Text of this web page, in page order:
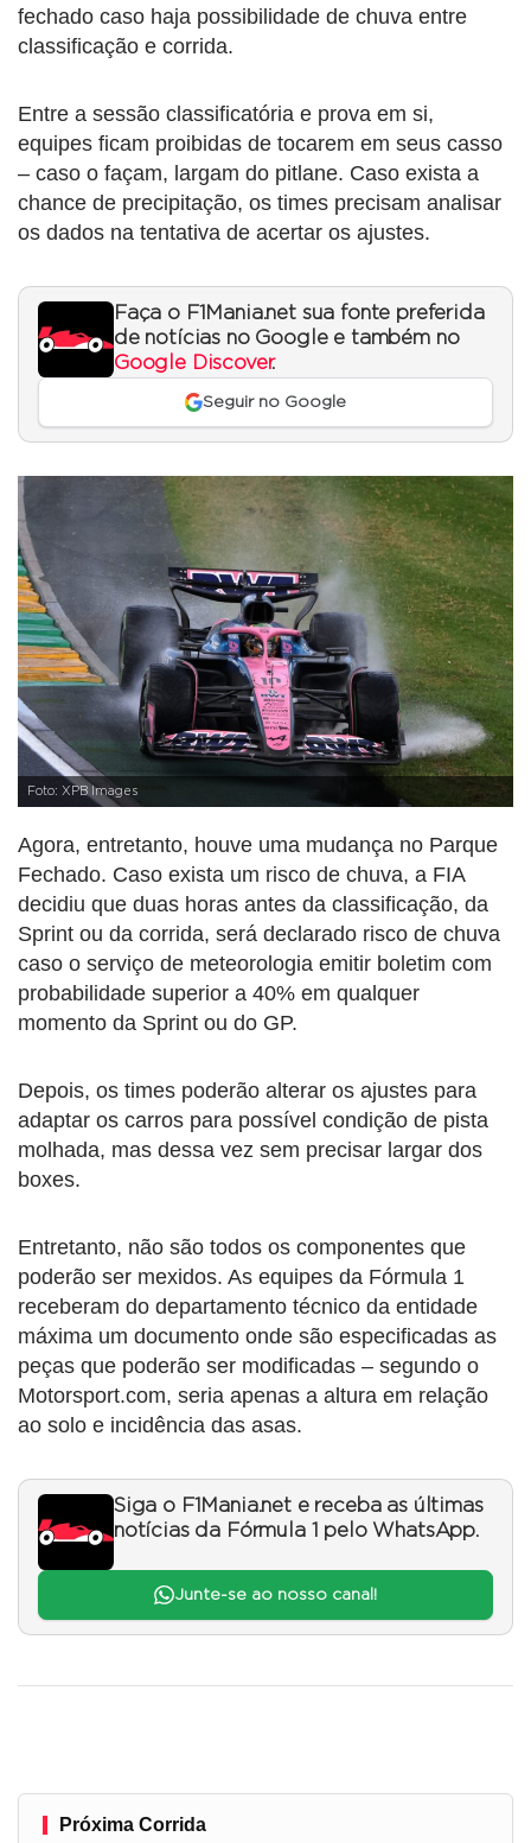
fechado caso haja possibilidade de chuva entre
classificação e corrida.
Entre a sessão classificatória e prova em si,
equipes ficam proibidas de tocarem em seus casso
– caso o façam, largam do pitlane. Caso exista a
chance de precipitação, os times precisam analisar
os dados na tentativa de acertar os ajustes.
Faça o F1Mania.net sua fonte preferida
de notícias no Google e também no
Google Discover.
Seguir no Google
Foto: XPB Images
Agora, entretanto, houve uma mudança no Parque
Fechado. Caso exista um risco de chuva, a FIA
decidiu que duas horas antes da classificação, da
Sprint ou da corrida, será declarado risco de chuva
caso o serviço de meteorologia emitir boletim com
probabilidade superior a 40% em qualquer
momento da Sprint ou do GP.
Depois, os times poderão alterar os ajustes para
adaptar os carros para possível condição de pista
molhada, mas dessa vez sem precisar largar dos
boxes.
Entretanto, não são todos os componentes que
poderão ser mexidos. As equipes da Fórmula 1
receberam do departamento técnico da entidade
máxima um documento onde são especificadas as
peças que poderão ser modificadas – segundo o
Motorsport.com, seria apenas a altura em relação
ao solo e incidência das asas.
Siga o F1Mania.net e receba as últimas
notícias da Fórmula 1 pelo WhatsApp.
Junte-se ao nosso canal!
Próxima Corrida